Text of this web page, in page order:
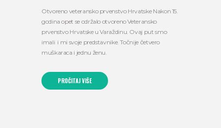
Otvoreno veteransko prvenstvo Hrvatske Nakon 15.
godina opet se održalo otvoreno Veteransko
prvenstvo Hrvatske u Varaždinu. Ovaj put smo
imali i mi svoje predstavnike. Točnije četvero
muškaraca i jednu ženu.
PROČITAJ VIŠE